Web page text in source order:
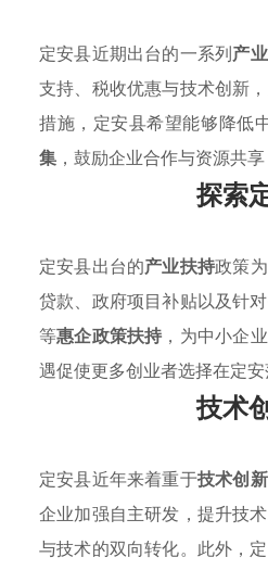
定安县近期出台的一系列产
支持、税收优惠与技术创新
措施，定安县希望能够降低
集 ，鼓励企业合作与资源共
探索
定安县出台的产业扶持政策
贷款、政府项目补贴以及针
等惠企政策扶持 ，为中小企
遇促使更多创业者选择在定
技术
定安县近年来着重于技术创新
企业加强自主研发，提升技
与技术的双向转化。此外，